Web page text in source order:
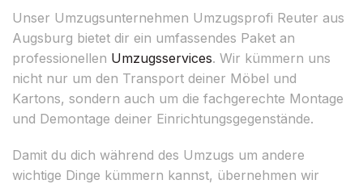
Unser Umzugsunternehmen Umzugsprofi Reuter aus
Augsburg bietet dir ein umfassendes Paket an
professionellen Umzugsservices. Wir kümmern uns
nicht nur um den Transport deiner Möbel und
Kartons, sondern auch um die fachgerechte Montage
und Demontage deiner Einrichtungsgegenstände.
Damit du dich während des Umzugs um andere
wichtige Dinge kümmern kannst, übernehmen wir